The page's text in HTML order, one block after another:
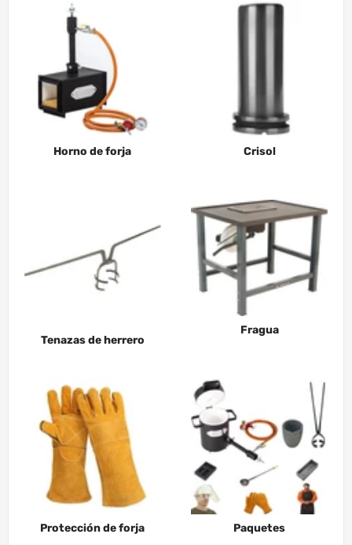
Horno de forja Crisol
Tenazas de herrero
Fragua
Protección de forja Paquetes